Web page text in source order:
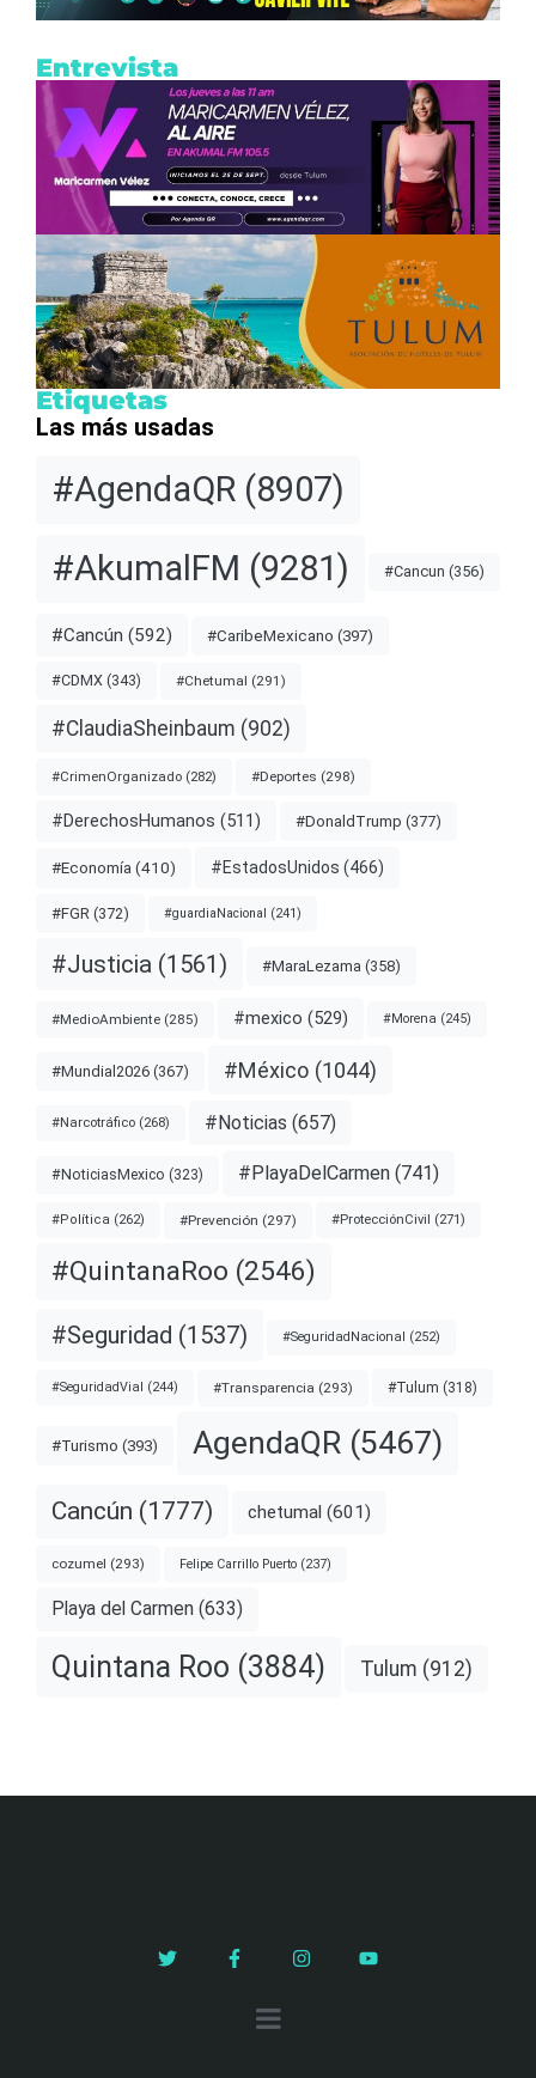
Entrevista
Etiquetas
Las más usadas
#AgendaQR (8907)
#AkumalFM (9281) #Cancun (356)
#Cancún (592) #CaribeMexicano (397)
#CDMX (343) #Chetumal (291)
#ClaudiaSheinbaum (902)
#CrimenOrganizado (282) #Deportes (298)
#DerechosHumanos (511) #DonaldTrump (377)
#Economía (410) #EstadosUnidos (466)
#FGR (372) #guardiaNacional (241)
#Justicia (1561) #MaraLezama (358)
#MedioAmbiente (285) #mexico (529) #Morena (245)
#Mundial2026 (367) #México (1044)
#Narcotráfico (268) #Noticias (657)
#NoticiasMexico (323) #PlayaDelCarmen (741)
#Política (262) #Prevención (297) #ProtecciónCivil (271)
#QuintanaRoo (2546)
#Seguridad (1537) #SeguridadNacional (252)
#SeguridadVial (244) #Transparencia (293) #Tulum (318)
#Turismo (393) AgendaQR (5467)
Cancún (1777) chetumal (601)
cozumel (293) Felipe Carrillo Puerto (237)
Playa del Carmen (633)
Quintana Roo (3884) Tulum (912)